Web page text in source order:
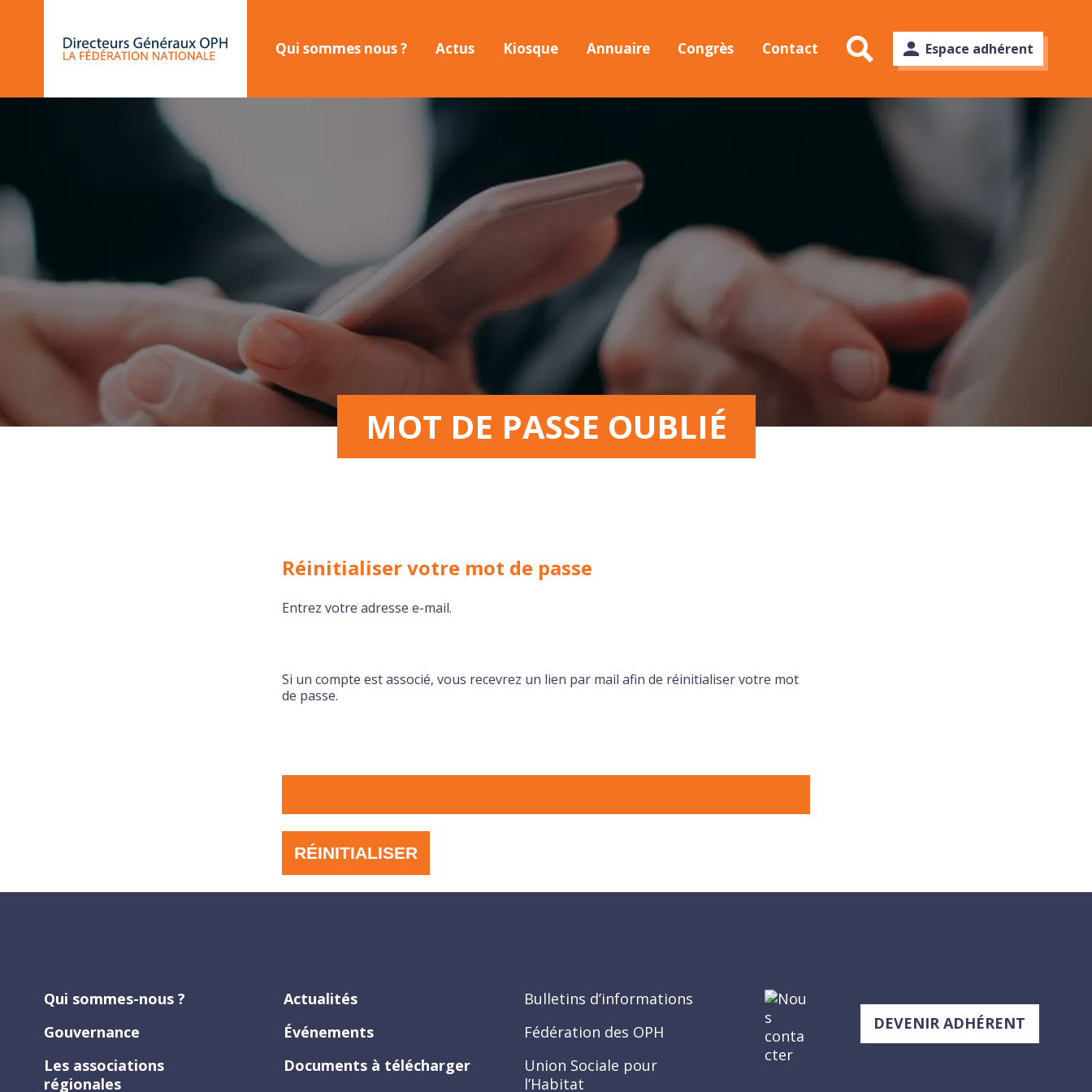
Qui sommes nous ? Actus Kiosque Annuaire Congrès Contact Espace adhérent
MOT DE PASSE OUBLIÉ
Réinitialiser votre mot de passe
Entrez votre adresse e-mail.
Si un compte est associé, vous recevrez un lien par mail afin de réinitialiser votre mot
de passe.
RÉINITIALISER
Qui sommes-nous ?
Gouvernance
Les associations
régionales
Actualités
Événements
Documents à télécharger
Bulletins d’informations
Fédération des OPH
Union Sociale pour
l’Habitat
DEVENIR ADHÉRENT